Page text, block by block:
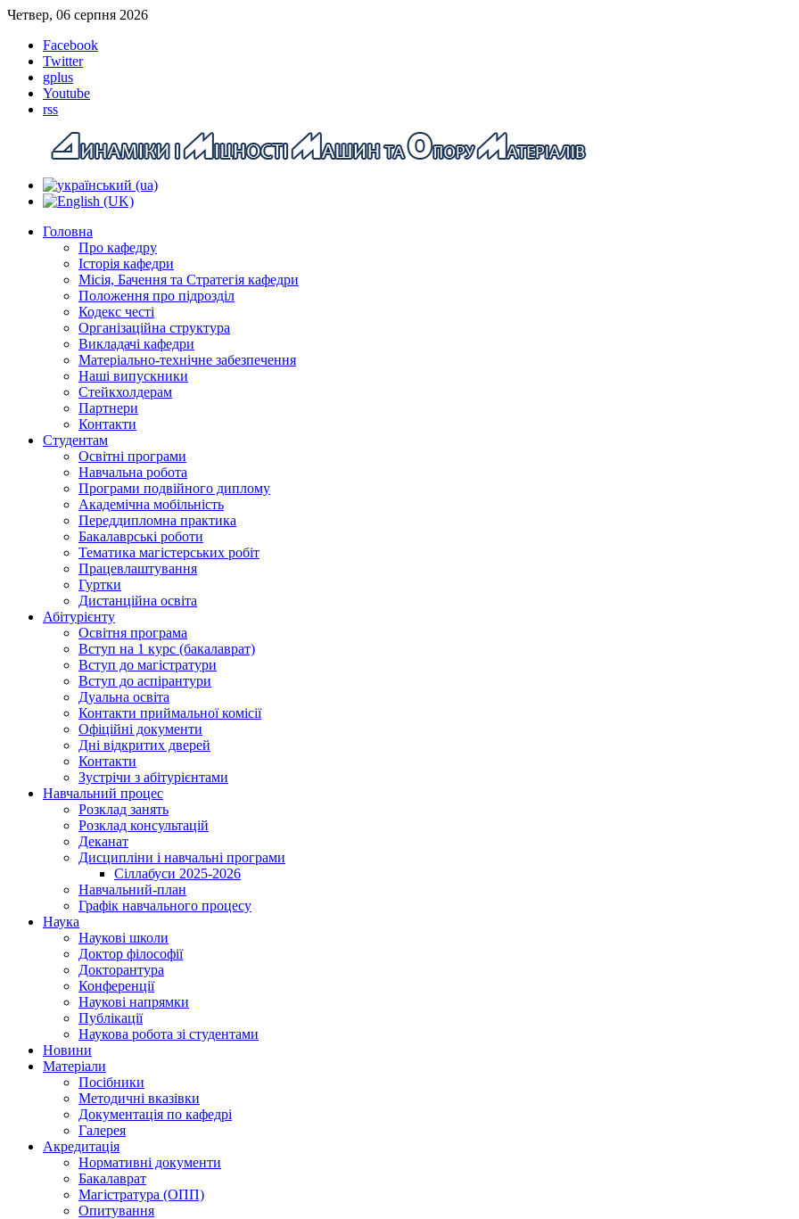
Четвер, 06 серпня 2026
Facebook
Twitter
gplus
Youtube
rss
Головна
Про кафедру
Історія кафедри
Місія, Бачення та Стратегія кафедри
Положення про підрозділ
Кодекс честі
Організаційна структура
Викладачі кафедри
Матеріально-технічне забезпечення
Наші випускники
Стейкхолдерам
Партнери
Контакти
Студентам
Освітні програми
Навчальна робота
Програми подвійного диплому
Академічна мобільність
Переддипломна практика
Бакалаврські роботи
Тематика магістерських робіт
Працевлаштування
Гуртки
Дистанційна освіта
Абітурієнту
Освітня програма
Вступ на 1 курс (бакалаврат)
Вступ до магістратури
Вступ до аспірантури
Дуальна освіта
Контакти приймальної комісії
Офіційні документи
Дні відкритих дверей
Контакти
Зустрічи з абітурієнтами
Навчальний процес
Розклад занять
Розклад консультацій
Деканат
Дисципліни і навчальні програми
Сіллабуси 2025-2026
Навчальний-план
Графік навчального процесу
Наука
Наукові школи
Доктор філософії
Докторантура
Конференції
Наукові напрямки
Публікації
Наукова робота зі студентами
Новини
Матеріали
Посібники
Методичні вказівки
Документація по кафедрі
Галерея
Акредитація
Нормативні документи
Бакалаврат
Магістратура (ОПП)
Опитування